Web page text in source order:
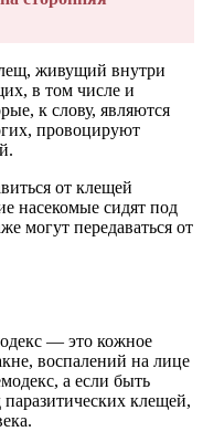
живущий внутри
в том числе и
к слову, являются
провоцируют
от клещей
насекомые сидят под
могут передаваться от
— это кожное
воспалений на лице
а если быть
клещей,